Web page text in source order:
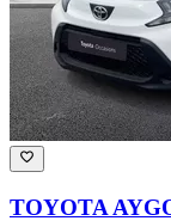
TOYOTA